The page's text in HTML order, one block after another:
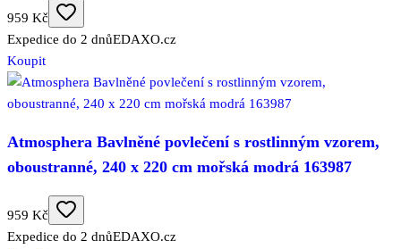
959 Kč
Expedice do 2 dnůEDAXO.cz
Koupit
Atmosphera Bavlněné povlečení s rostlinným vzorem,
oboustranné, 240 x 220 cm mořská modrá 163987
959 Kč
Expedice do 2 dnůEDAXO.cz